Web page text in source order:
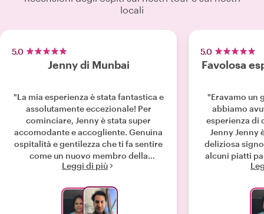
locali
5.0
Jenny di Munbai
"La mia esperienza è stata fantastica e
assolutamente eccezionale! Per
cominciare, Jenny è stata super
accomodante e accogliente. Genuina
ospitalità e gentilezza che ti fa sentire
come un nuovo membro della
famiglia. Mi è piaciuta molto
interattivo con Jenny, è stato molto
istruttivo ho imparato molto sulla
Leggi di più
5.0
Favolosa
"Eravamo un
abbiamo
esperienza di
Jenny Jenny
deliziosa
alcuni piatti
debitamente obbligato.
loro casa e
intuizioni